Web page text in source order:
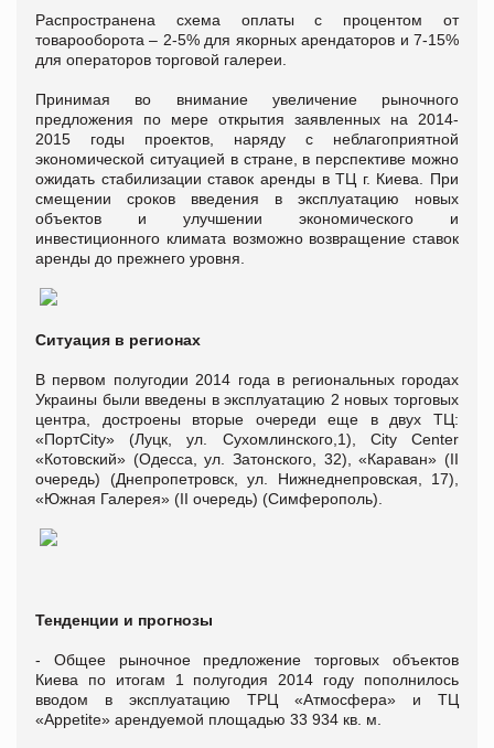
Распространена схема оплаты с процентом от
товарооборота – 2-5% для якорных арендаторов и 7-15%
для операторов торговой галереи.
Принимая во внимание увеличение рыночного
предложения по мере открытия заявленных на 2014-
2015 годы проектов, наряду с неблагоприятной
экономической ситуацией в стране, в перспективе можно
ожидать стабилизации ставок аренды в ТЦ г. Киева. При
смещении сроков введения в эксплуатацию новых
объектов и улучшении экономического и
инвестиционного климата возможно возвращение ставок
аренды до прежнего уровня.
Ситуация в регионах
В первом полугодии 2014 года в региональных городах
Украины были введены в эксплуатацию 2 новых торговых
центра, достроены вторые очереди еще в двух ТЦ:
«ПортCity» (Луцк, ул. Сухомлинского,1), Сity Сenter
«Котовский» (Одесса, ул. Затонского, 32), «Караван» (II
очередь) (Днепропетровск, ул. Нижнеднепровская, 17),
«Южная Галерея» (II очередь) (Симферополь).
Тенденции и прогнозы
- Общее рыночное предложение торговых объектов
Киева по итогам 1 полугодия 2014 году пополнилось
вводом в эксплуатацию ТРЦ «Атмосфера» и ТЦ
«Appetite» арендуемой площадью 33 934 кв. м.